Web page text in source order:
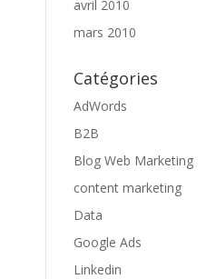
avril 2010
mars 2010
Catégories
AdWords
B2B
Blog Web Marketing
content marketing
Data
Google Ads
Linkedin